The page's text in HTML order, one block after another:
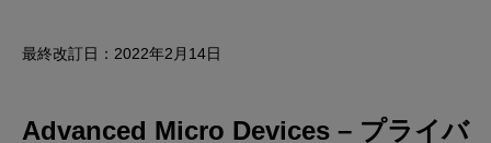
最終改訂日：2022年2月14日
Advanced Micro Devices – プライバ